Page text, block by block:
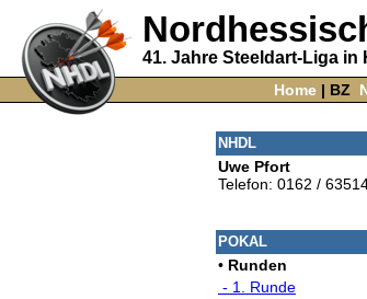
41. Jahre Steeldart-Liga in
Home‌ | BZ
NHDL
Uwe Pfort
Telefon: 0162 /
POKAL
• Runden
- 1. Runde